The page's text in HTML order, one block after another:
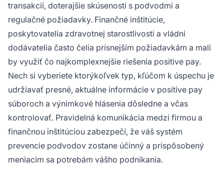
transakcií, doterajšie skúsenosti s podvodmi a
regulačné požiadavky. Finančné inštitúcie,
poskytovatelia zdravotnej starostlivosti a vládni
dodávatelia často čelia prísnejším požiadavkám a mali
by využiť čo najkomplexnejšie riešenia positive pay.
Nech si vyberiete ktorýkoľvek typ, kľúčom k úspechu je
udržiavať presné, aktuálne informácie v positive pay
súboroch a výnimkové hlásenia dôsledne a včas
kontrolovať. Pravidelná komunikácia medzi firmou a
finančnou inštitúciou zabezpečí, že váš systém
prevencie podvodov zostane účinný a prispôsobený
meniacim sa potrebám vášho podnikania.